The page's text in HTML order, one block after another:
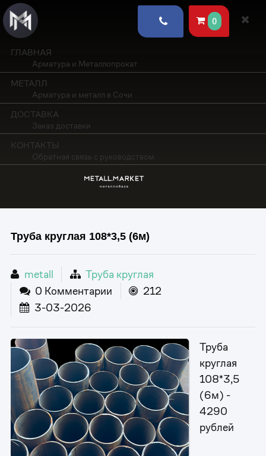
0
ГЛАВНАЯ
Арматура и Металлопрокат
МЕТАЛЛ
Арматура и металл в Сочи
ДОСТАВКА
Заказ доставки
КОНТАКТЫ
Обратная связь с руководством
Труба круглая 108*3,5 (6м)
metall
Труба круглая
0 Комментарии
212
3-03-2026
Труба
круглая
108*3,5
(6м) -
4290
рублей